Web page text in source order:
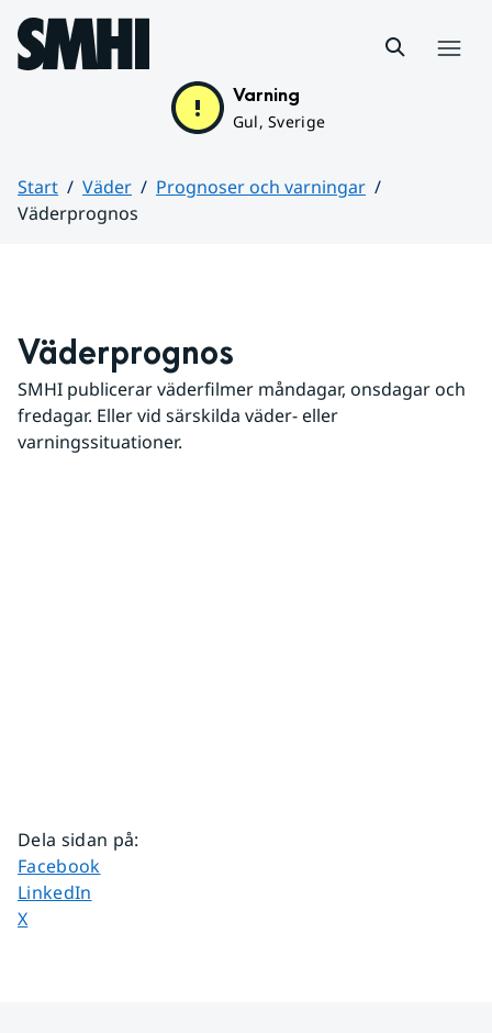
Hoppa till sidans innehåll
Varning
Gul, Sverige
Start Väder
Prognoser och varningar
Väderprognos
Väderprognos
SMHI publicerar väderfilmer måndagar, onsdagar och
fredagar. Eller vid särskilda väder- eller
varningssituationer.
Dela sidan på:
Dela sidan på
Facebook
Dela sidan på
LinkedIn
Dela sidan på
X